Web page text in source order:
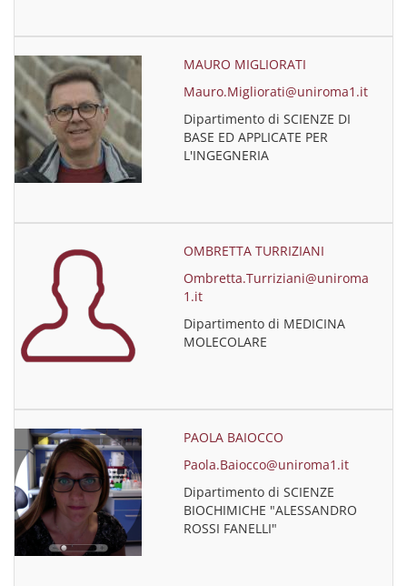
MAURO MIGLIORATI
Mauro.Migliorati@uniroma1.it
Dipartimento di SCIENZE DI
BASE ED APPLICATE PER
L'INGEGNERIA
OMBRETTA TURRIZIANI
Ombretta.Turriziani@uniroma
1.it
Dipartimento di MEDICINA
MOLECOLARE
PAOLA BAIOCCO
Paola.Baiocco@uniroma1.it
Dipartimento di SCIENZE
BIOCHIMICHE "ALESSANDRO
ROSSI FANELLI"